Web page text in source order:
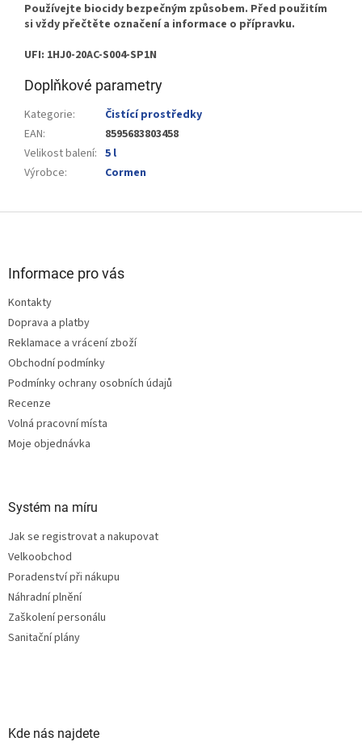
Používejte biocidy bezpečným způsobem. Před použitím
si vždy přečtěte označení a informace o přípravku.
UFI: 1HJ0-20AC-S004-SP1N​
Doplňkové parametry
Kategorie:
Čistící prostředky
EAN:
8595683803458
Velikost balení: 5 l
Výrobce: Cormen
Informace pro vás
Kontakty
Doprava a platby
Reklamace a vrácení zboží
Obchodní podmínky
Podmínky ochrany osobních údajů
Recenze
Volná pracovní místa
Moje objednávka
Systém na míru
Jak se registrovat a nakupovat
Velkoobchod
Poradenství při nákupu
Náhradní plnění
Zaškolení personálu
Sanitační plány
Kde nás najdete